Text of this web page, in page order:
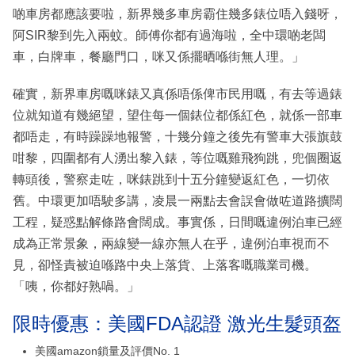
啲車房都應該要啦，新界幾多車房霸住幾多錶位唔入錢呀，
阿SIR黎到先入兩蚊。師傅你都有過海啦，全中環啲老闆
車，白牌車，餐廳門口，咪又係擺晒喺街無人理。」
確實，新界車房嘅咪錶又真係唔係俾市民用嘅，有去等過錶
位就知道有幾絕望，望住每一個錶位都係紅色，就係一部車
都唔走，有時躁躁地報警，十幾分鐘之後先有警車大張旗鼓
咁黎，四圍都有人湧出黎入錶，等位嘅雞飛狗跳，兜個圈返
轉頭後，警察走咗，咪錶跳到十五分鐘變返紅色，一切依
舊。中環更加唔駛多講，凌晨一兩點去會誤會做咗道路擴闊
工程，疑惑點解條路會闊成。事實係，日間嘅違例泊車已經
成為正常景象，兩線變一線亦無人在乎，違例泊車視而不
見，卻怪責被迫喺路中央上落貨、上落客嘅職業司機。
「咦，你都好熟喎。」
限時優惠：美國FDA認證 激光生髮頭盔
美國amazon鎖量及評價No. 1